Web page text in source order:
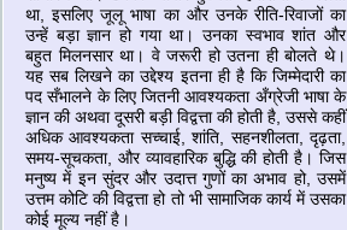
था, इसलिए जूलू भाषा का और उनके रीति-रिवाजों का
उन्हें बड़ा ज्ञान हो गया था। उनका स्वभाव शांत और
बहुत मिलनसार था। वे जरूरी हो उतना ही बोलते थे।
यह सब लिखने का उद्देश्य इतना ही है कि जिम्मेदारी का
पद सँभालने के लिए जितनी आवश्यकता अँग्रेजी भाषा के
ज्ञान की अथवा दूसरी बड़ी विद्वत्ता की होती है, उससे कहीं
अधिक आवश्यकता सच्चाई, शांति, सहनशीलता, दृढ़ता,
समय-सूचकता, और व्यावहारिक बुद्धि की होती है। जिस
मनुष्य में इन सुंदर और उदात्त गुणों का अभाव हो, उसमें
उत्तम कोटि की विद्वत्ता हो तो भी सामाजिक कार्य में उसका
कोई मूल्य नहीं है।